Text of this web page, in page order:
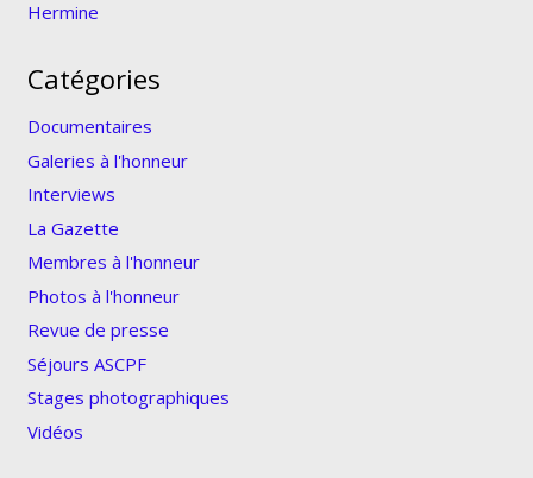
Hermine
Catégories
Documentaires
Galeries à l'honneur
Interviews
La Gazette
Membres à l'honneur
Photos à l'honneur
Revue de presse
Séjours ASCPF
Stages photographiques
Vidéos